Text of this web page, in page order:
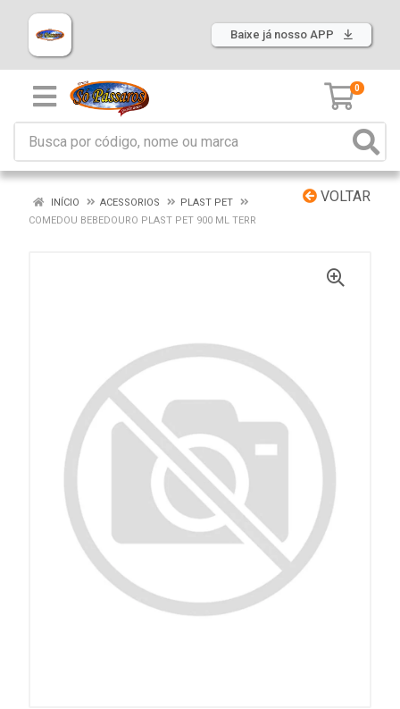
Baixe já nosso APP
0
VOLTAR
INÍCIO ACESSORIOS
PLAST PET
COMEDOU BEBEDOURO PLAST PET 900 ML TERR